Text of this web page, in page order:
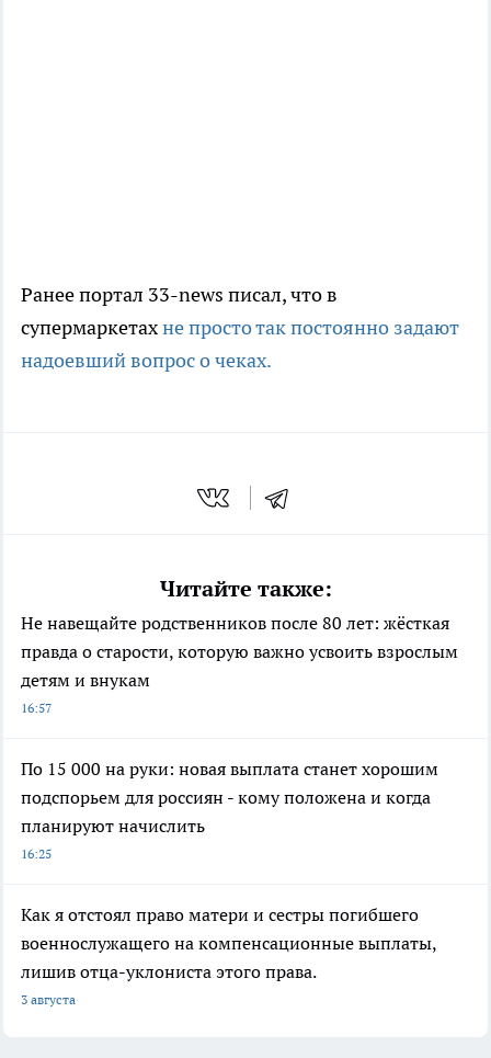
Ранее портал 33-news писал, что в
супермаркетахне просто так постоянно задают
надоевший вопрос о чеках.
Читайте также:
Не навещайте родственников после 80 лет: жёсткая
правда о старости, которую важно усвоить взрослым
детям и внукам
16:57
По 15 000 на руки: новая выплата станет хорошим
подспорьем для россиян - кому положена и когда
планируют начислить
16:25
Как я отстоял право матери и сестры погибшего
военнослужащего на компенсационные выплаты,
лишив отца-уклониста этого права.
3 августа